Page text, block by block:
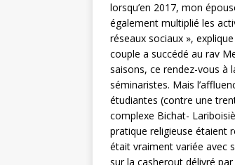
lorsqu’en 2017, mon
également multiplié les
réseaux sociaux »,
couple a succédé au rav
saisons, ce rendez-vous à
séminaristes. Mais
étudiantes (contre une
complexe Bichat-
pratique religieuse étaient
était vraiment variée avec
sur la casherout délivré par